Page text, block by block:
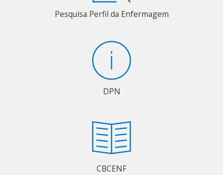
Pesquisa Perfil da Enfermagem
DPN
CBCENF